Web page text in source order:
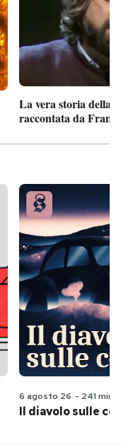
La vera storia della
raccontata da
6 agosto 26 - 241 min
Il diavolo sulle